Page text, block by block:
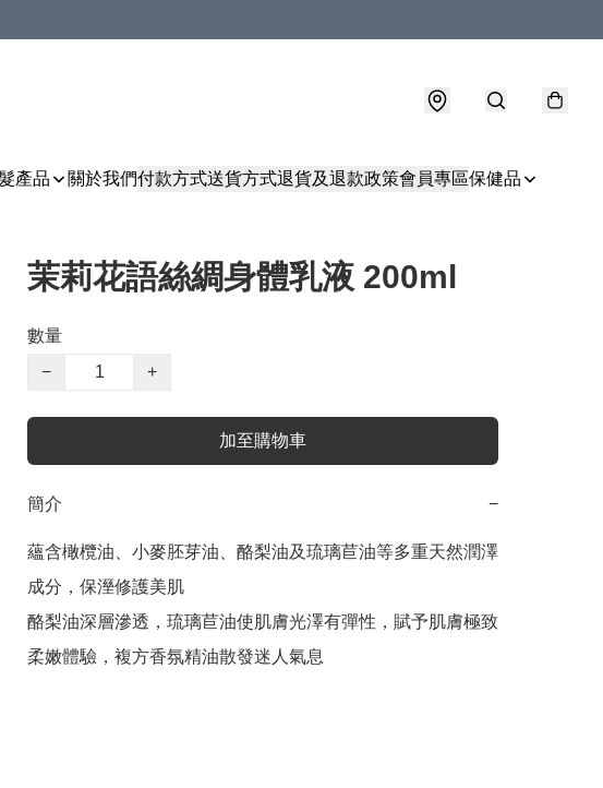
產品 關於我們付款方式送貨方式退貨及退款政策會員專區保健品
茉莉花語絲綢身體乳液 200ml
數量
−
+
加至購物車
簡介 −
蘊含橄欖油、小麥胚芽油、酪梨油及琉璃苣油等多重天然潤澤
成分，保溼修護美肌
酪梨油深層滲透，琉璃苣油使肌膚光澤有彈性，賦予肌膚極致
柔嫩體驗，複方香氛精油散發迷人氣息